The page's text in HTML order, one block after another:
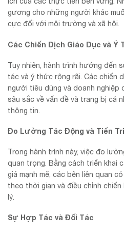
gương cho những người khác
cực đối với môi trường và xã hội.
Các Chiến Dịch Giáo Dục và Ý
Tuy nhiên, hành trình hướng đến
tác và ý thức rộng rãi. Các chiến
người tiêu dùng và doanh nghiệp
sâu sắc về vấn đề và trang bị cá
thông tin.
Đo Lường Tác Động và Tiến
Trong hành trình này, việc đo
quan trọng. Bằng cách triển khai
giá mạnh mẽ, các bên liên quan
theo thời gian và điều chỉnh
lý.
Sự Hợp Tác và Đối Tác